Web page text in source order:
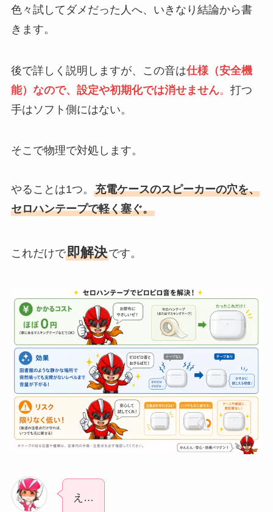
色々試してダメだった人へ、いきなり結論から書
きます。
後で詳しく説明しますが、この音は仕様（安全機
能）なので、設定や初期化では消せません。 打つ
手はソフト側にはない。
そこで物理で対処します。
やることは1つ。 充電ケースのスピーカーの穴を、
セロハンテープで軽く塞ぐ。
これだけで即解決です。
え…